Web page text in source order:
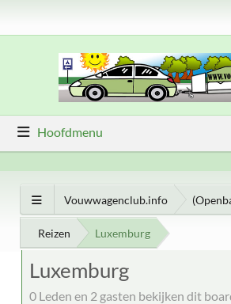
Hoofdmenu
Vouwwagenclub.info
Reizen Luxemburg
Luxemburg
0 Leden en 2 gasten bekijken dit